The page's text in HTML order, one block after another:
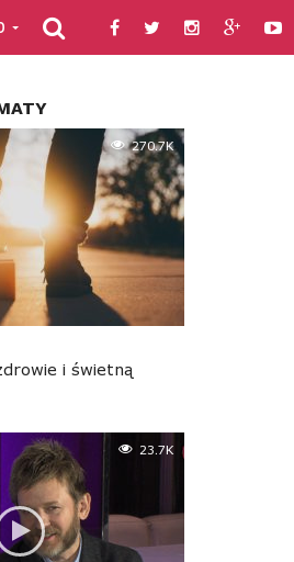
KULINARIA PORADNIKI TV
270.7K
i świetną
23.7K